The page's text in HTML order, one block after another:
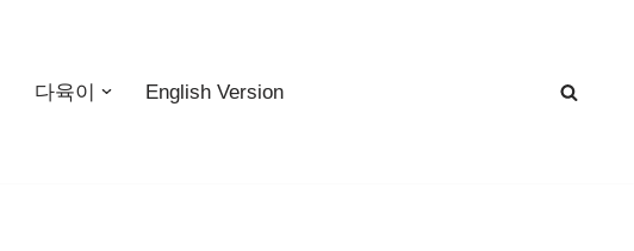
다육이 English Version